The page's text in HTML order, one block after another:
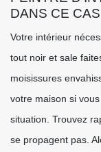
DANS CE
Votre intérieur
tout noir et sale
moisissures
votre maison si
situation. Trouvez
se propagent pas.